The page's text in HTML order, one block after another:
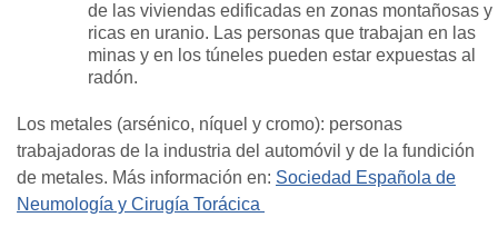
de las viviendas edificadas en zonas montañosas y
ricas en uranio. Las personas que trabajan en las
minas y en los túneles pueden estar expuestas al
radón.
Los metales (arsénico, níquel y cromo): personas
trabajadoras de la industria del automóvil y de la fundición
de metales. Más información en: Sociedad Española de
Neumología y Cirugía Torácica